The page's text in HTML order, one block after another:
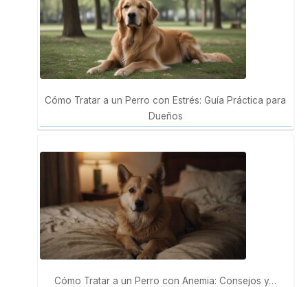
Cómo Tratar a un Perro con Estrés: Guía Práctica para
Dueños
Cómo Tratar a un Perro con Anemia: Consejos y…